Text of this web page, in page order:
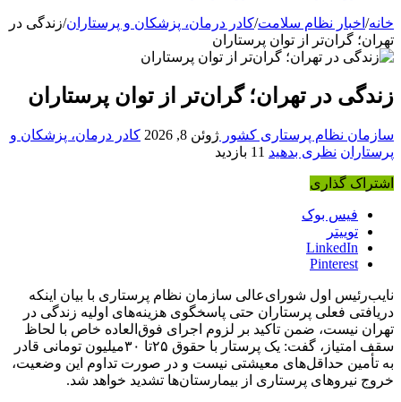
خانه/ اخبار نظام سلامت/کادر درمان، پزشکان و پرستاران/زندگی در
تهران؛ گران‌تر از توان پرستاران
زندگی در تهران؛ گران‌تر از توان پرستاران
سازمان نظام پرستاری کشور ژوئن 8, 2026
کادر درمان، پزشکان و
پرستاران نظری بدهید 11 بازدید
اشتراک گذاری
فیس بوک
توییتر
LinkedIn
Pinterest
نایب‌رئیس اول شورای‌عالی سازمان نظام پرستاری با بیان اینکه
دریافتی فعلی پرستاران حتی پاسخگوی هزینه‌های اولیه زندگی در
تهران نیست، ضمن تاکید بر لزوم اجرای فوق‌العاده خاص با لحاظ
سقف امتیاز، گفت: یک پرستار با حقوق ۲۵تا ۳۰میلیون تومانی قادر
به تأمین حداقل‌های معیشتی نیست و در صورت تداوم این وضعیت،
خروج نیروهای پرستاری از بیمارستان‌ها تشدید خواهد شد.